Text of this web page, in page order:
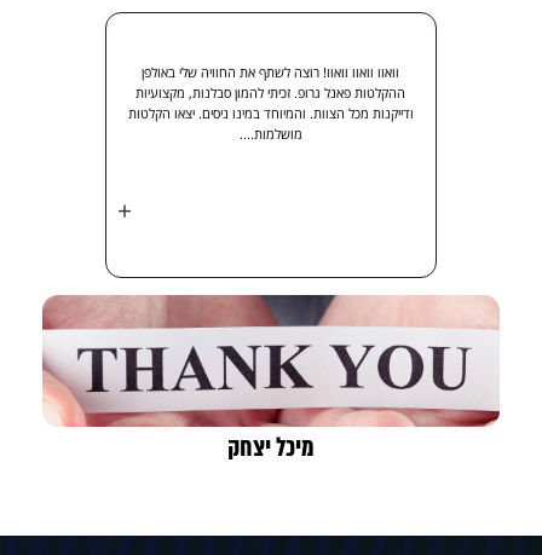
וואוו וואוו וואוו! רוצה לשתף את החוויה שלי באולפן
ההקלטות פאנל גרופ. זכיתי להמון סבלנות, מקצועיות
ודייקנות מכל הצוות. והמיוחד במינו ניסים. יצאו הקלטות
מושלמות....
+
מיכל יצחק